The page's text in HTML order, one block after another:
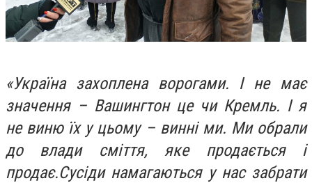
«Україна захоплена ворогами. І не має
значення – Вашингтон це чи Кремль. І я
не виню їх у цьому – винні ми. Ми обрали
до влади сміття, яке продається і
продає.Сусіди намагаються у нас забрати